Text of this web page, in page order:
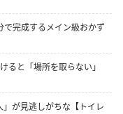
完成するメイン級おかず
ると「場所を取らない」
」が見逃しがちな【トイレ